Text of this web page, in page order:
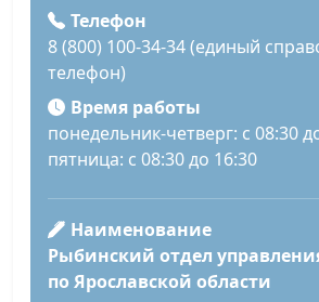
Телефон
8 (800) 100-34-34 (единый
телефон)
Время работы
понедельник-четверг: с 08:30
пятница: с 08:30 до 16:30
Наименование
Рыбинский отдел
по Ярославской области